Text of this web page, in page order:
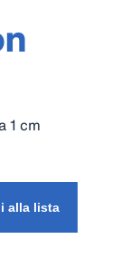
1 cm
alla lista